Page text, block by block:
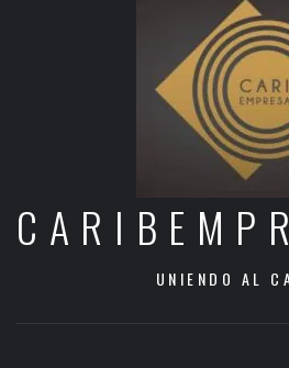
UNIENDO AL